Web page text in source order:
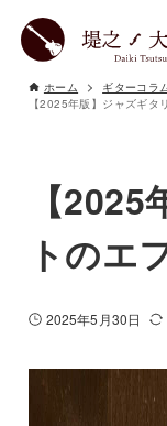
ホーム
ギターコラ
【2025年版】ジャズギタ
【
トのエ
2025年5月30日